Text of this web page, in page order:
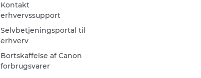
Kontakt
erhvervssupport
Selvbetjeningsportal til
erhverv
Bortskaffelse af Canon
forbrugsvarer